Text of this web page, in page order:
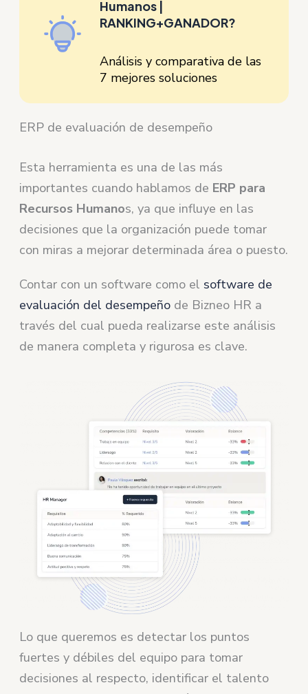
Humanos |
RANKING+GANADOR?
Análisis y comparativa de las
7 mejores soluciones
ERP de evaluación de desempeño
Esta herramienta es una de las más
importantes cuando hablamos de ERP para
Recursos Humanos, ya que influye en las
decisiones que la organización puede tomar
con miras a mejorar determinada área o puesto.
Contar con un software como el software de
evaluación del desempeño de Bizneo HR a
través del cual pueda realizarse este análisis
de manera completa y rigurosa es clave.
Lo que queremos es detectar los puntos
fuertes y débiles del equipo para tomar
decisiones al respecto, identificar el talento